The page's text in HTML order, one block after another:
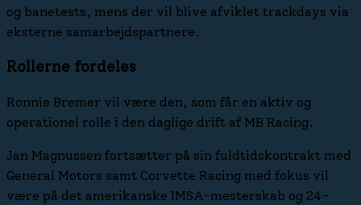
og banetests, mens der vil blive afviklet trackdays via
eksterne samarbejdspartnere.
Rollerne fordeles
Ronnie Bremer vil være den, som får en aktiv og
operationel rolle i den daglige drift af MB Racing.
Jan Magnussen fortsætter på sin fuldtidskontrakt med
General Motors samt Corvette Racing med fokus vil
være på det amerikanske IMSA-mesterskab og 24-